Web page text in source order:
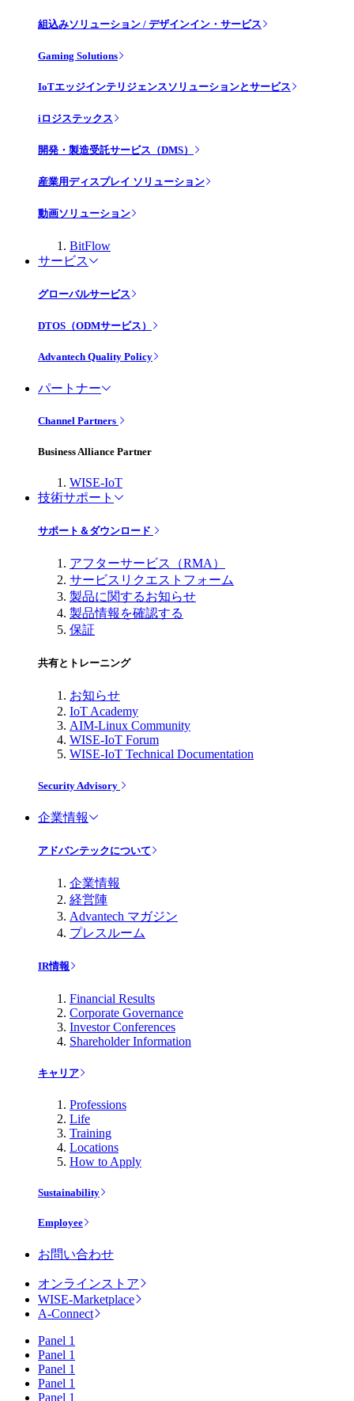
組込みソリューション / デザインイン・サービス
Gaming Solutions
IoTエッジインテリジェンスソリューションとサービス
iロジステックス
開発・製造受託サービス（DMS）
産業用ディスプレイ ソリューション
動画ソリューション
BitFlow
サービス
グローバルサービス
DTOS（ODMサービス）
Advantech Quality Policy
パートナー
Channel Partners
Business Alliance Partner
WISE-IoT
技術サポート
サポート＆ダウンロード
アフターサービス（RMA）
サービスリクエストフォーム
製品に関するお知らせ
製品情報を確認する
保証
共有とトレーニング
お知らせ
IoT Academy
AIM-Linux Community
WISE-IoT Forum
WISE-IoT Technical Documentation
Security Advisory
企業情報
アドバンテックについて
企業情報
経営陣
Advantech マガジン
プレスルーム
IR情報
Financial Results
Corporate Governance
Investor Conferences
Shareholder Information
キャリア
Professions
Life
Training
Locations
How to Apply
Sustainability
Employee
お問い合わせ
オンラインストア
WISE-Marketplace
A-Connect
Panel 1
Panel 1
Panel 1
Panel 1
Panel 1